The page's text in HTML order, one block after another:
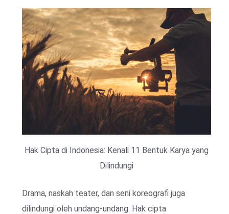
Hak Cipta di Indonesia: Kenali 11 Bentuk Karya yang
Dilindungi
Drama, naskah teater, dan seni koreografi juga
dilindungi oleh undang-undang. Hak cipta